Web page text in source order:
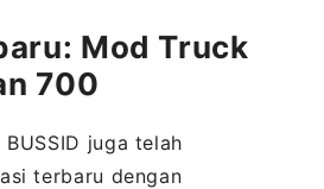
Mod Truck
700
juga telah
terbaru dengan